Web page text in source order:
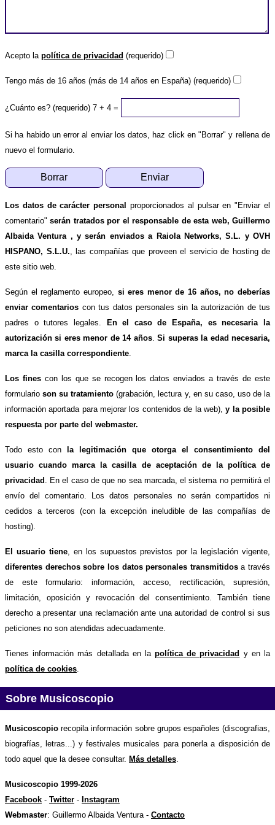
Acepto la política de privacidad (requerido)
Tengo más de 16 años (más de 14 años en España) (requerido)
¿Cuánto es? (requerido) 7 + 4 =
Si ha habido un error al enviar los datos, haz click en "Borrar" y rellena de
nuevo el formulario.
Los datos de carácter personal
proporcionados al pulsar en "Enviar el
comentario"serán tratados por el responsable de esta web, Guillermo
Albaida Ventura , y serán enviados a Raiola Networks, S.L. y OVH
HISPANO, S.L.U. , las compañías que proveen el servicio de hosting de
este sitio web.
Según el reglamento europeo, si eres menor de 16 años, no deberías
enviar comentarios con tus datos personales sin la autorización de tus
padres o tutores legales.
En el caso de España, es necesaria la
autorización si eres menor de 14 años.Si superas la edad necesaria,
marca la casilla correspondiente
Los finescon los que se recogen los datos enviados a través de este
formularioson su tratamiento (grabación, lectura y, en su caso, uso de la
información aportada para mejorar los contenidos de la web),y la posible
respuesta por parte del webmaster.
Todo esto con
la legitimación que otorga el consentimiento del
usuario cuando marca la casilla de aceptación de la política de
privacidad
. En el caso de que no sea marcada, el sistema no permitirá el
envío del comentario. Los datos personales no serán compartidos ni
cedidos a terceros (con la excepción ineludible de las compañías de
hosting).
El usuario tiene, en los supuestos previstos por la legislación vigente,
diferentes derechos sobre los datos personales transmitidosa través
de este formulario: información, acceso, rectificación, supresión,
limitación, oposición y revocación del consentimiento. También tiene
derecho a presentar una reclamación ante una autoridad de control si sus
peticiones no son atendidas adecuadamente.
Tienes información más detallada en lapolítica de privacidad y en la
política de cookies
Sobre Musicoscopio
Musicoscopio recopila información sobre grupos españoles (discografias,
biografías, letras...) y festivales musicales para ponerla a disposición de
todo aquel que la desee consultar. Más detalles.
Musicoscopio 1999-2026
Facebook - Twitter - Instagram
Webmaster: Guillermo Albaida Ventura - Contacto